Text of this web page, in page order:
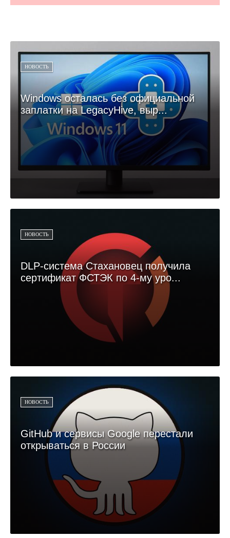
НОВОСТЬ
Windows осталась без официальной
заплатки на LegacyHive, выр...
НОВОСТЬ
DLP-система Стахановец получила
сертификат ФСТЭК по 4-му уро...
НОВОСТЬ
GitHub и сервисы Google перестали
открываться в России